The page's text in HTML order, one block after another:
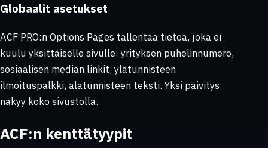
Globaalit asetukset
ACF PRO:n Options Pages tallentaa tietoa, joka ei
kuulu yksittäiselle sivulle: yrityksen puhelinnumero,
sosiaalisen median linkit, ylätunnisteen
ilmoituspalkki, alatunnisteen teksti. Yksi päivitys
näkyy koko sivustolla.
ACF:n kenttätyypit